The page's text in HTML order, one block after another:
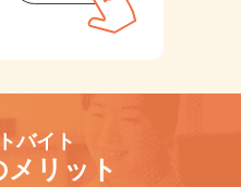
バイト
メリット